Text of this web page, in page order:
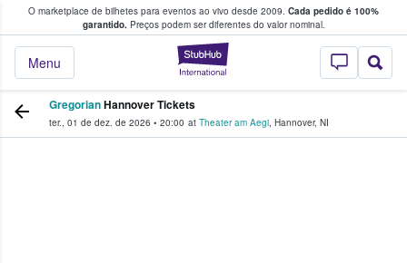
O marketplace de bilhetes para eventos ao vivo desde 2009. Cada pedido é 100%
garantido.Preços podem ser diferentes do valor nominal.
StubHub – onde
Menu
fãs compram e vendem bilhetes
GregorianHannover Tickets
ter., 01 de dez. de 2026 • 20:00 at Theater am Aegi, Hannover, NI